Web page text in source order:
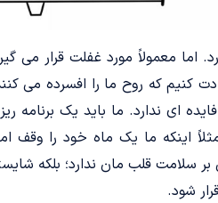
معمولاً مورد غفلت قرار می
کنیم که روح ما را افسرده می
ای ندارد. ما باید یک برنامه
اینکه ما یک ماه خود را وقف
بر سلامت قلب مان ندارد؛ بلکه
شود.